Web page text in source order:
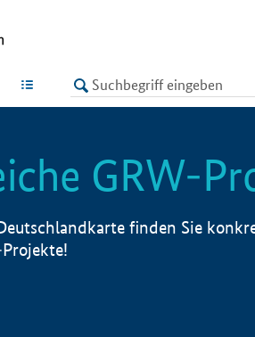
LISTE
GRW-
finden Sie